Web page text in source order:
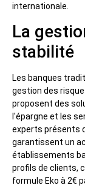
internationale.
La
stabilité
Les banques
gestion des
proposent des
l'épargne et les
experts présents
garantissent un
établissements
profils de clients,
formule Eko à 2€